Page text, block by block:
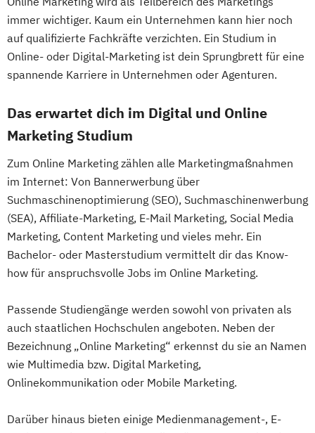
immer wichtiger. Kaum ein Unternehmen kann hier noch
auf qualifizierte Fachkräfte verzichten. Ein Studium in
Online- oder Digital-Marketing ist dein Sprungbrett für eine
spannende Karriere in Unternehmen oder Agenturen.
Das erwartet dich im Digital und Online
Marketing Studium
Zum Online Marketing zählen alle Marketingmaßnahmen
im Internet: Von Bannerwerbung über
Suchmaschinenoptimierung (SEO), Suchmaschinenwerbung
(SEA), Affiliate-Marketing, E-Mail Marketing, Social Media
Marketing, Content Marketing und vieles mehr. Ein
Bachelor- oder Masterstudium vermittelt dir das Know-
how für anspruchsvolle Jobs im Online Marketing.
Passende Studiengänge werden sowohl von privaten als
auch staatlichen Hochschulen angeboten. Neben der
Bezeichnung „Online Marketing“ erkennst du sie an Namen
wie Multimedia bzw. Digital Marketing,
Onlinekommunikation oder Mobile Marketing.
Darüber hinaus bieten einige Medienmanagement-, E-